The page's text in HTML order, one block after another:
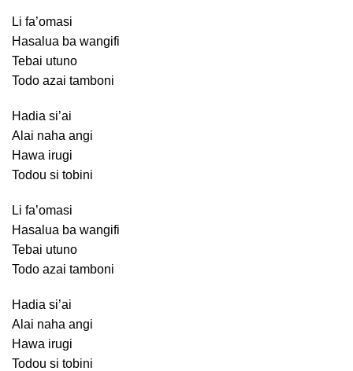
Li fa’omasi
Hasalua ba wangifi
Tebai utuno
Todo azai tamboni
Hadia si’ai
Alai naha angi
Hawa irugi
Todou si tobini
Li fa’omasi
Hasalua ba wangifi
Tebai utuno
Todo azai tamboni
Hadia si’ai
Alai naha angi
Hawa irugi
Todou si tobini